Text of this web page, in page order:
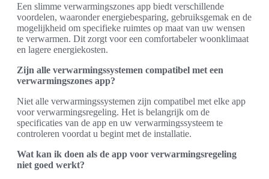
Een slimme verwarmingszones app biedt verschillende
voordelen, waaronder energiebesparing, gebruiksgemak en de
mogelijkheid om specifieke ruimtes op maat van uw wensen
te verwarmen. Dit zorgt voor een comfortabeler woonklimaat
en lagere energiekosten.
Zijn alle verwarmingssystemen compatibel met een
verwarmingszones app?
Niet alle verwarmingssystemen zijn compatibel met elke app
voor verwarmingsregeling. Het is belangrijk om de
specificaties van de app en uw verwarmingssysteem te
controleren voordat u begint met de installatie.
Wat kan ik doen als de app voor verwarmingsregeling
niet goed werkt?